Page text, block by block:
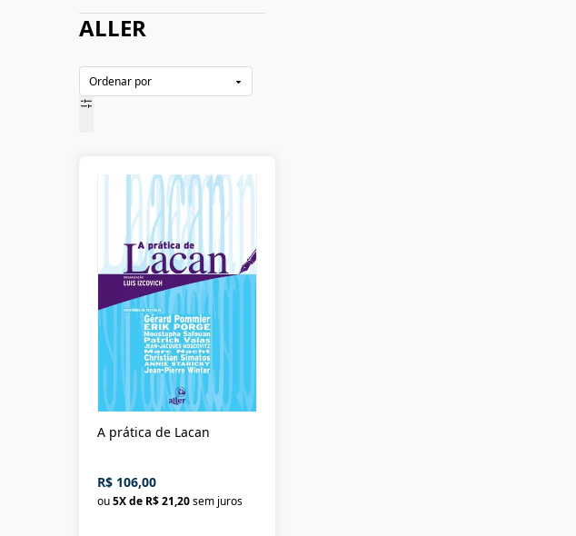
ALLER
A prática de Lacan
R$ 106,00
ou5X de R$ 21,20sem juros